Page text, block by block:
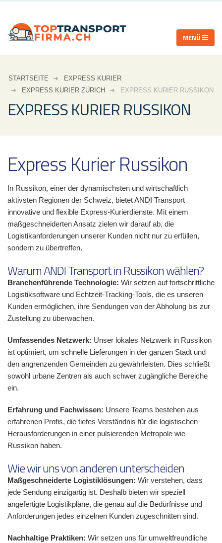
STARTSEITE
EXPRESS KURIER
EXPRESS KURIER ZÜRICH
EXPRESS KURIER RUSSIKON
EXPRESS KURIER RUSSIKON
Express Kurier Russikon
In Russikon, einer der dynamischsten und wirtschaftlich
aktivsten Regionen der Schweiz, bietet ANDI Transport
innovative und flexible Express-Kurierdienste. Mit einem
maßgeschneiderten Ansatz zielen wir darauf ab, die
Logistikanforderungen unserer Kunden nicht nur zu erfüllen,
sondern zu übertreffen.
Warum ANDI Transport in Russikon wählen?
Branchenführende Technologie: Wir setzen auf fortschrittliche
Logistiksoftware und Echtzeit-Tracking-Tools, die es unseren
Kunden ermöglichen, ihre Sendungen von der Abholung bis zur
Zustellung zu überwachen.
Umfassendes Netzwerk: Unser lokales Netzwerk in Russikon
ist optimiert, um schnelle Lieferungen in der ganzen Stadt und
den angrenzenden Gemeinden zu gewährleisten. Dies schließt
sowohl urbane Zentren als auch schwer zugängliche Bereiche
ein.
Erfahrung und Fachwissen: Unsere Teams bestehen aus
erfahrenen Profis, die tiefes Verständnis für die logistischen
Herausforderungen in einer pulsierenden Metropole wie
Russikon haben.
Wie wir uns von anderen unterscheiden
Maßgeschneiderte Logistiklösungen: Wir verstehen, dass
jede Sendung einzigartig ist. Deshalb bieten wir speziell
angefertigte Logistikpläne, die genau auf die Bedürfnisse und
Anforderungen jedes einzelnen Kunden zugeschnitten sind.
Nachhaltige Praktiken: Wir setzen uns für umweltfreundliche